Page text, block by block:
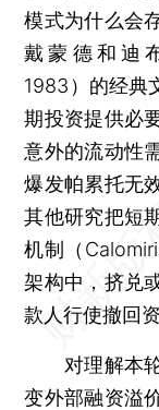
模式为什么会
戴蒙德和迪
1983）的经典
期投资提供必
意外的流动性
爆发帕累托无
其他研究把短
机制（
架构中，挤兑
款人行使撤回
对理解本轮
变外部融资溢